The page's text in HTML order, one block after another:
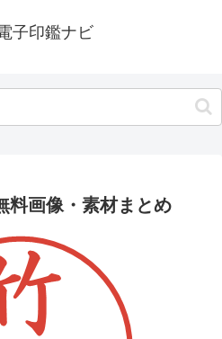
子印鑑ナビ
料画像・素材まとめ